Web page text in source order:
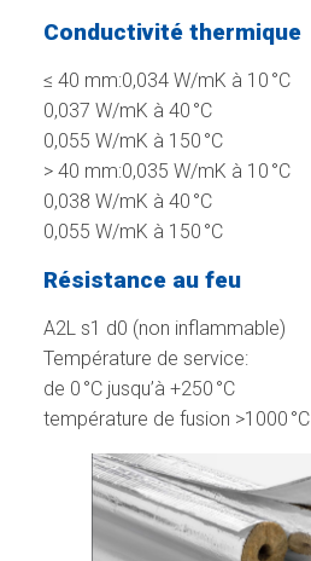
Conductivité thermique
≤ 40 mm:0,034 W/mK à 10 °C
0,037 W/mK à 40 °C
0,055 W/mK à 150 °C
> 40 mm:0,035 W/mK à 10 °C
0,038 W/mK à 40 °C
0,055 W/mK à 150 °C
Résistance au feu
A2L s1 d0 (non inflammable)
Température de service:
de 0 °C jusqu’à +250 °C
température de fusion >1000 °C